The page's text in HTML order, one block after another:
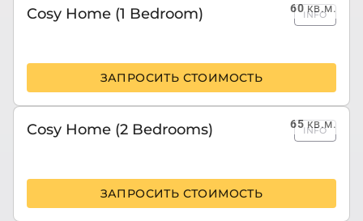
60кв.м.
Cosy Home (1 Bedroom) INFO
ЗАПРОСИТЬ СТОИМОСТЬ
65кв.м.
Cosy Home (2 Bedrooms) INFO
ЗАПРОСИТЬ СТОИМОСТЬ